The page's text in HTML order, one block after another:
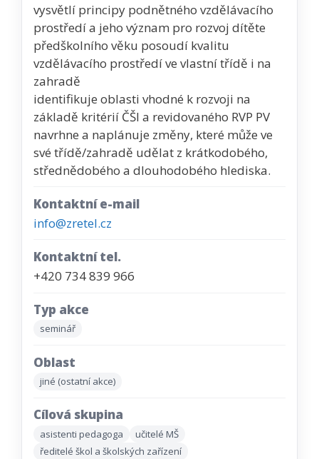
vysvětlí principy podnětného vzdělávacího
prostředí a jeho význam pro rozvoj dítěte
předškolního věku posoudí kvalitu
vzdělávacího prostředí ve vlastní třídě i na
zahradě
identifikuje oblasti vhodné k rozvoji na
základě kritérií ČŠI a revidovaného RVP PV
navrhne a naplánuje změny, které může ve
své třídě/zahradě udělat z krátkodobého,
střednědobého a dlouhodobého hlediska.
Kontaktní e-mail
info@zretel.cz
Kontaktní tel.
+420 734 839 966
Typ akce
seminář
Oblast
jiné (ostatní akce)
Cílová skupina
asistenti pedagoga
učitelé MŠ
ředitelé škol a školských zařízení